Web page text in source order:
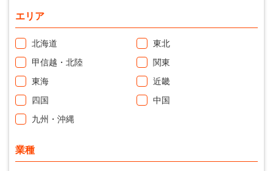
エリア
北海道
東北
甲信越・北陸
関東
東海
近畿
四国
中国
九州・沖縄
業種